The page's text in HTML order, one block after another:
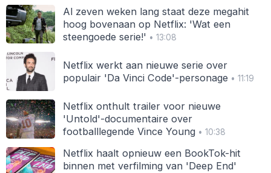
Al zeven weken lang staat deze megahit
hoog bovenaan op Netflix: 'Wat een
steengoede serie!' • 13:08
Netflix werkt aan nieuwe serie over
populair 'Da Vinci Code'-personage • 11:19
Netflix onthult trailer voor nieuwe
'Untold'-documentaire over
footballlegende Vince Young• 10:38
Netflix haalt opnieuw een BookTok-hit
binnen met verfilming van 'Deep End'